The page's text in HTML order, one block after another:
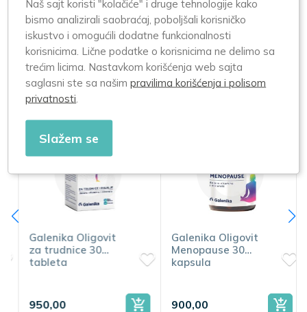
Čuvanje:
Čuvati na suvom i tamnom mestu, na temperaturi do 25°C,
van domašaja dece. Rok trajanja: videti na pakovanju.
Slični proizvodi
Galenika Oligovit
za trudnice 30
tableta
950,00
Galenika Oligovit
Menopause 30
kapsula
900,00
Naš sajt koristi "kolačiće" i druge tehnologije kako
bismo analizirali saobraćaj, poboljšali korisničko
iskustvo i omogućili dodatne funkcionalnosti
korisnicima. Lične podatke o korisnicima ne delimo sa
trećim licima. Nastavkom korišćenja web sajta
saglasni ste sa našimpravilima korišćenja i polisom
privatnosti
Slažem se